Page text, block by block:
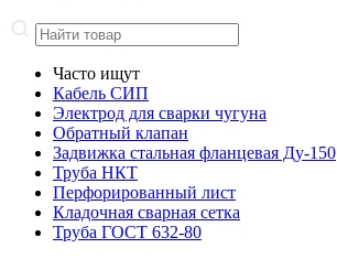
Часто ищут
Кабель СИП
Электрод для сварки чугуна
Обратный клапан
Задвижка стальная фланцевая Ду-150
Труба НКТ
Перфорированный лист
Кладочная сварная сетка
Труба ГОСТ 632-80